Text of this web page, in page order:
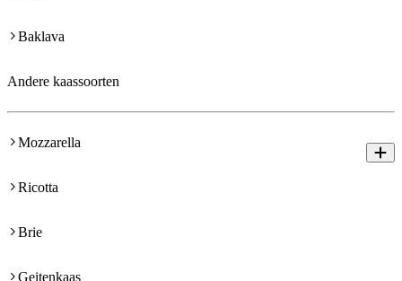
Baklava
Andere kaassoorten
Mozzarella
Ricotta
Brie
Geitenkaas